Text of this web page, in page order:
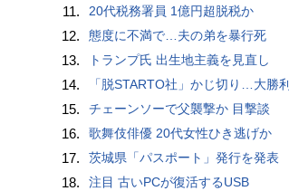
11. 20代税務署員 1億円超脱税か
12. 態度に不満で…夫の弟を暴行死
13. トランプ氏 出生地主義を見直し
14. 「脱STARTO社」かじ切り…大勝利
15. チェーンソーで父襲撃か 目撃談
16. 歌舞伎俳優 20代女性ひき逃げか
17. 茨城県「パスポート」発行を発表
18. 注目 古いPCが復活するUSB